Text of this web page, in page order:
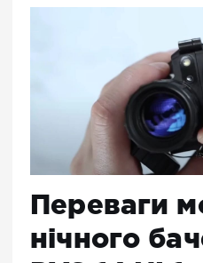
Переваги
нічного